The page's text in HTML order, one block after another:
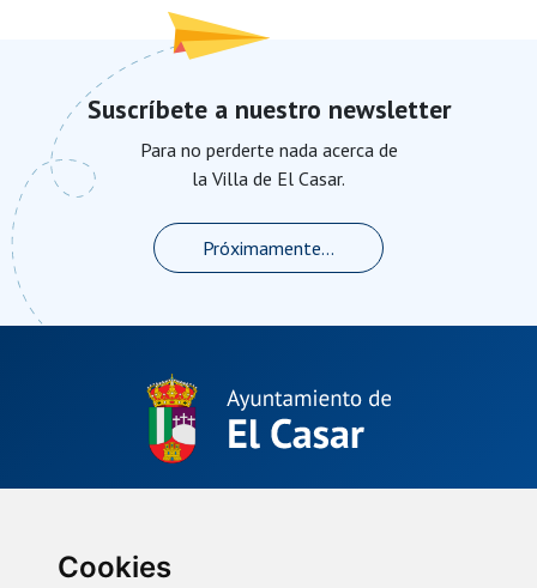
Cookies
Suscríbete a nuestro newsletter
Para no perderte nada acerca de
la Villa de El Casar.
Próximamente...